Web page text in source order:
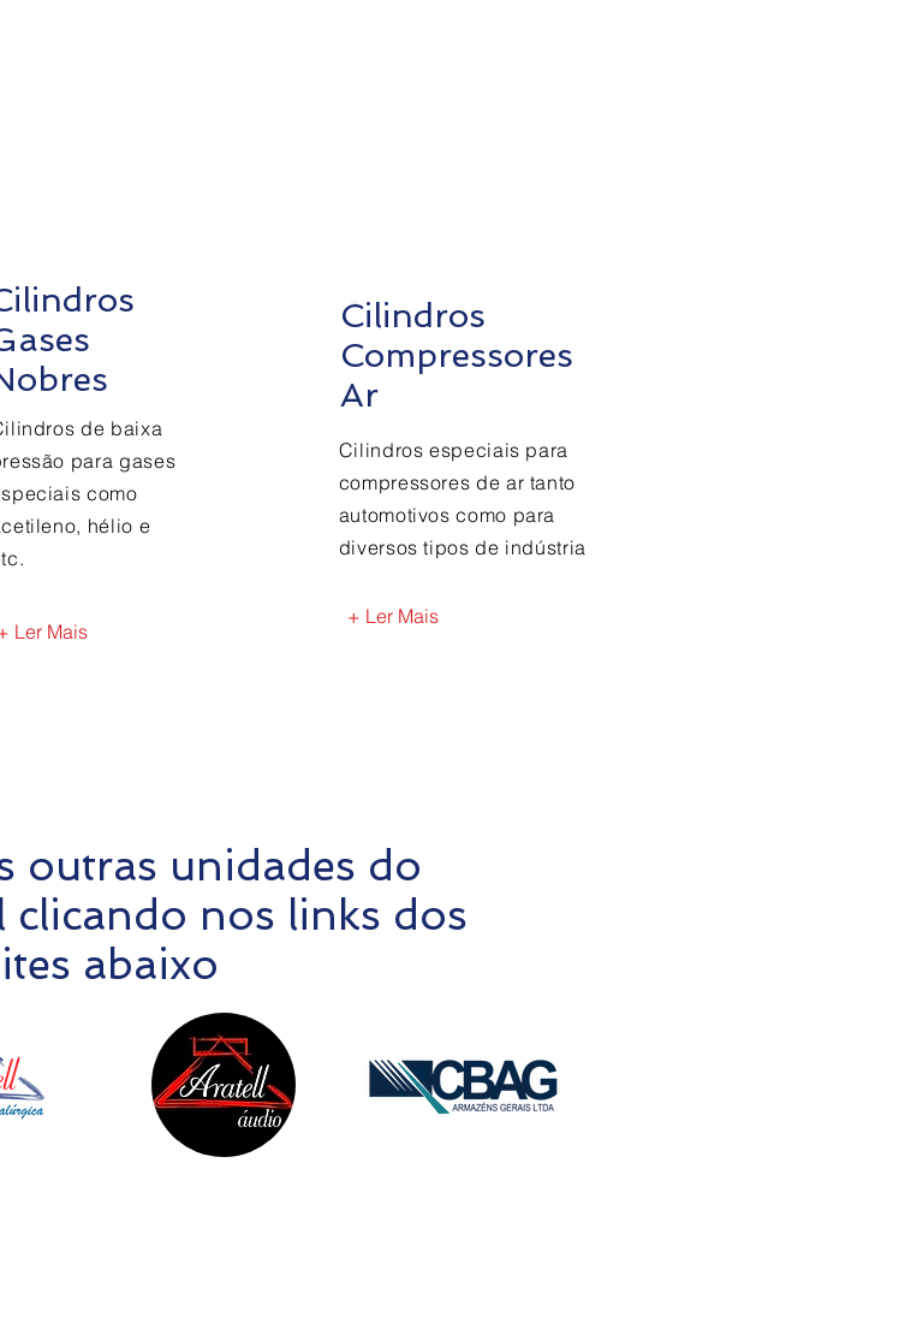
outras unidades do
clicando nos links dos
abaixo
Cilindros
Compressores
Ar
Cilindros especiais para
compressores de ar tanto
automotivos como para
diversos tipos de indústria
+ Ler Mais
de baixa
para gases
como
hélio e
Ler Mais